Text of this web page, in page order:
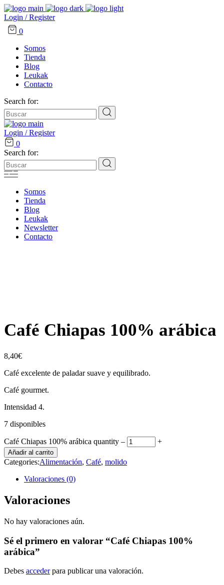
Login / Register
0
Somos
Tienda
Blog
Leukak
Contacto
Search for:
Login / Register
0
Search for:
Somos
Tienda
Blog
Leukak
Newsletter
Contacto
Café Chiapas 100% arábica
8,40€
Café excelente de paladar suave y equilibrado.
Café gourmet.
Intensidad 4.
7 disponibles
Café Chiapas 100% arábica quantity ‒ +
Añadir al carrito
Categories:Alimentación, Café, molido
Valoraciones (0)
Valoraciones
No hay valoraciones aún.
Sé el primero en valorar “Café Chiapas 100%
arábica”
Debes accederpara publicar una valoración.